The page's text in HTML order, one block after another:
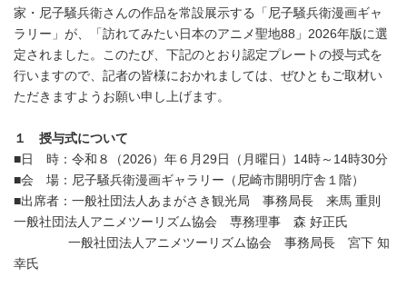
家・尼子騒兵衛さんの作品を常設展示する「尼子騒兵衛漫画ギャ
ラリー」が、「訪れてみたい日本のアニメ聖地88」2026年版に選
定されました。このたび、下記のとおり認定プレートの授与式を
行いますので、記者の皆様におかれましては、ぜひともご取材い
ただきますようお願い申し上げます。
１ 授与式について
■日 時：令和８（2026）年６月29日（月曜日）14時～14時30分
■会 場：尼子騒兵衛漫画ギャラリー（尼崎市開明庁舎１階）
■出席者：一般社団法人あまがさき観光局 事務局長 来馬 重則
一般社団法人アニメツーリズム協会 専務理事 森 好正氏
一般社団法人アニメツーリズム協会 事務局長 宮下 知
幸氏